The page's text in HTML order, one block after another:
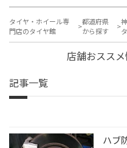
タイヤ・ホイール専
門店のタイヤ館
都道府県
から探す
店舗おスス
記事一覧
ハブ